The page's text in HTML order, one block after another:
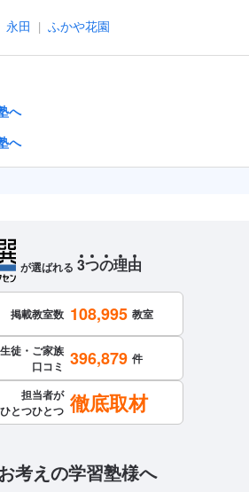
永田 | ふかや花園
へ
へ
が選ばれる 3つの理由
掲載教室数 108,995 教室
生徒・ご家族
口コミ 396,879 件
担当者が
ひとつひとつ 徹底取材
考えの学習塾様へ